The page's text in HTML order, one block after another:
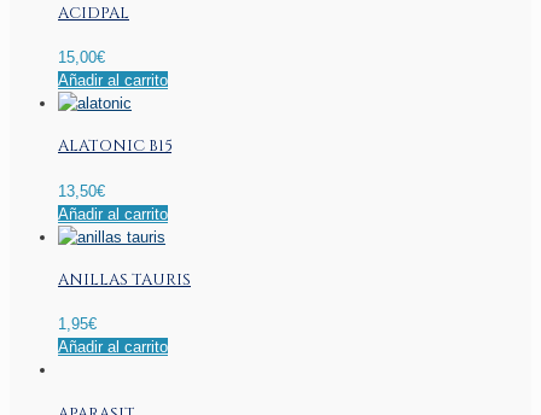
ACIDPAL
15,00€
Añadir al carrito
ALATONIC B15
13,50€
Añadir al carrito
ANILLAS TAURIS
1,95€
Añadir al carrito